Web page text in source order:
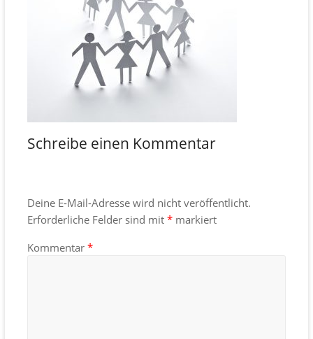
Schreibe einen Kommentar
Deine E-Mail-Adresse wird nicht veröffentlicht.
Erforderliche Felder sind mit* markiert
Kommentar*